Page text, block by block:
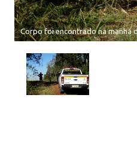
Corpo foi encontrado na manhã